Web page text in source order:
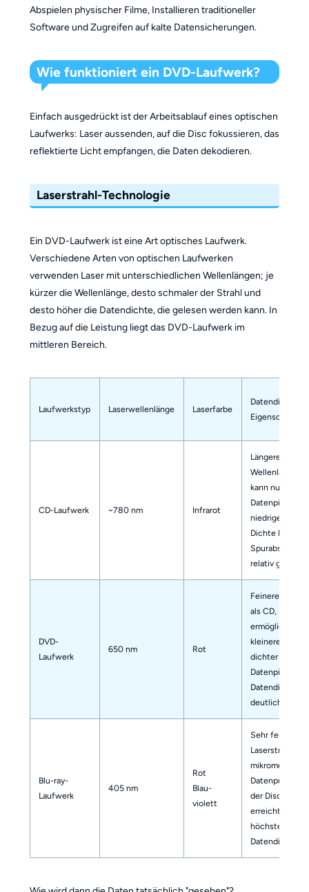
Abspielen physischer Filme, Installieren traditioneller
Software und Zugreifen auf kalte Datensicherungen.
Wie funktioniert ein DVD-Laufwerk?
Einfach ausgedrückt ist der Arbeitsablauf eines optischen
Laufwerks: Laser aussenden, auf die Disc fokussieren, das
reflektierte Licht empfangen, die Daten dekodieren.
Laserstrahl-Technologie
Ein DVD-Laufwerk ist eine Art optisches Laufwerk.
Verschiedene Arten von optischen Laufwerken
verwenden Laser mit unterschiedlichen Wellenlängen; je
kürzer die Wellenlänge, desto schmaler der Strahl und
desto höher die Datendichte, die gelesen werden kann. In
Bezug auf die Leistung liegt das DVD-Laufwerk im
mittleren Bereich.
Laufwerkstyp Laserwellenlänge Laserfarbe
Datendichte &
Eigenschaften
CD-Laufwerk ~780 nm Infrarot
Längere
Wellenlänge,
kann nur
Datenpits mit
niedrigerer
Dichte lesen;
Spurabstand
relativ groß
DVD-
Laufwerk
650 nm Rot
Feinerer Laser
als CD,
ermöglicht
kleinere und
dichter
Datenpits;
Datendichte ist
deutlich höher
Blu-ray-
Laufwerk
405 nm
Rot
Blau-
violett
Sehr feiner
Laserstrahl
Datenpunkte
der Disc
erreicht die
höchste
Datendichte